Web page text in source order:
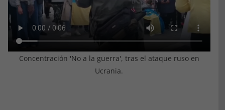
Concentración 'No a la guerra', tras el ataque ruso en
Ucrania.